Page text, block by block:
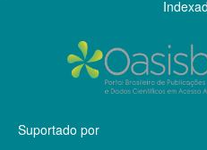
Suportado por